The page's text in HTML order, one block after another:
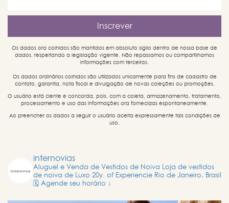
Os dados ora colhidos são mantidos em absoluto sigilo dentro de nossa base de
dados, respeitando a legislação vigente. Não repassamos ou compartilhamos
informações com terceiros.
Os dados ordinários colhidos são utilizados unicamente para fins de cadastro de
contato, garantia, nota fiscal e divulgação de novas coleções ou promoções.
O usuário está ciente e concorda, pois, com a coleta, armazenamento, tratamento,
processamento e uso das informações ora fornecidas espontaneamente.
Ao preencher os dados a seguir o usuário aceita expressamente tais condições de
uso.
internovias
Aluguel e Venda de Vestidos de Noiva Loja de vestidos
de noiva de Luxo 20y. of Experiencie Rio de Janeiro, Brasil
🗓️ Agende seu horário ↓